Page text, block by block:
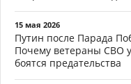
15 мая 2026
Путин после Парада
Почему ветераны СВО
боятся предательства